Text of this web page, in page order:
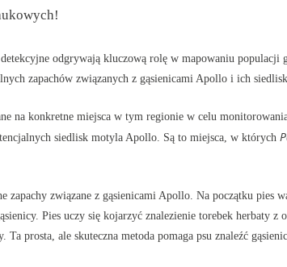
odgrywają kluczową rolę w mapowaniu populacji
zapachów związanych z gąsienicami Apollo i ich
na konkretne miejsca w tym regionie w celu
siedlisk motyla Apollo. Są to miejsca, w których
zapachy związane z gąsienicami Apollo. Na początku pies
Pies uczy się kojarzyć znalezienie torebek herbaty
prosta, ale skuteczna metoda pomaga psu znaleźć